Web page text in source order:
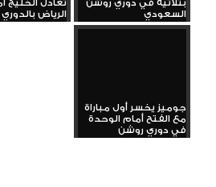
بثلاثية في دوري روشن
السعودي
تعادل الخليج
الرياض
جوميز يخسر أول مباراة
مع الفتح أمام الوحدة
في دوري روشن